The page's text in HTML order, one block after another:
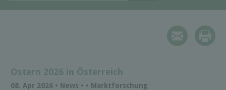
Ostern 2026 in Österreich
08. Apr 2026 • News • • Marktforschung